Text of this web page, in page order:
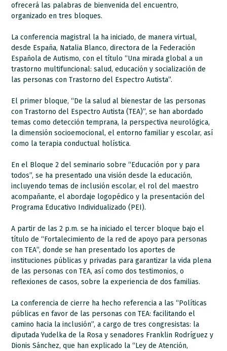
ofrecerá las palabras de bienvenida del encuentro,
organizado en tres bloques.
La conferencia magistral la ha iniciado, de manera virtual,
desde España, Natalia Blanco, directora de la Federación
Española de Autismo, con el título “Una mirada global a un
trastorno multifuncional: salud, educación y socialización de
las personas con Trastorno del Espectro Autista”.
El primer bloque, “De la salud al bienestar de las personas
con Trastorno del Espectro Autista (TEA)”, se han abordado
temas como detección temprana, la perspectiva neurológica,
la dimensión socioemocional, el entorno familiar y escolar, así
como la terapia conductual holística.
En el Bloque 2 del seminario sobre “Educación por y para
todos”, se ha presentado una visión desde la educación,
incluyendo temas de inclusión escolar, el rol del maestro
acompañante, el abordaje logopédico y la presentación del
Programa Educativo Individualizado (PEI).
A partir de las 2 p.m. se ha iniciado el tercer bloque bajo el
título de “Fortalecimiento de la red de apoyo para personas
con TEA”, donde se han presentado los aportes de
instituciones públicas y privadas para garantizar la vida plena
de las personas con TEA, así como dos testimonios, o
reflexiones de casos, sobre la experiencia de dos familias.
La conferencia de cierre ha hecho referencia a las “Políticas
públicas en favor de las personas con TEA: facilitando el
camino hacia la inclusión”, a cargo de tres congresistas: la
diputada Yudelka de la Rosa y senadores Franklin Rodríguez y
Dionis Sánchez, que han explicado la “Ley de Atención,